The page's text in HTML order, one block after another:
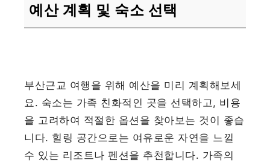
예산 계획 및 숙소 선택
부산근교 여행을 위해 예산을 미리 계획해보세
요. 숙소는 가족 친화적인 곳을 선택하고, 비용
을 고려하여 적절한 옵션을 찾아보는 것이 좋습
니다. 힐링 공간으로는 여유로운 자연을 느낄
수 있는 리조트나 펜션을 추천합니다. 가족의